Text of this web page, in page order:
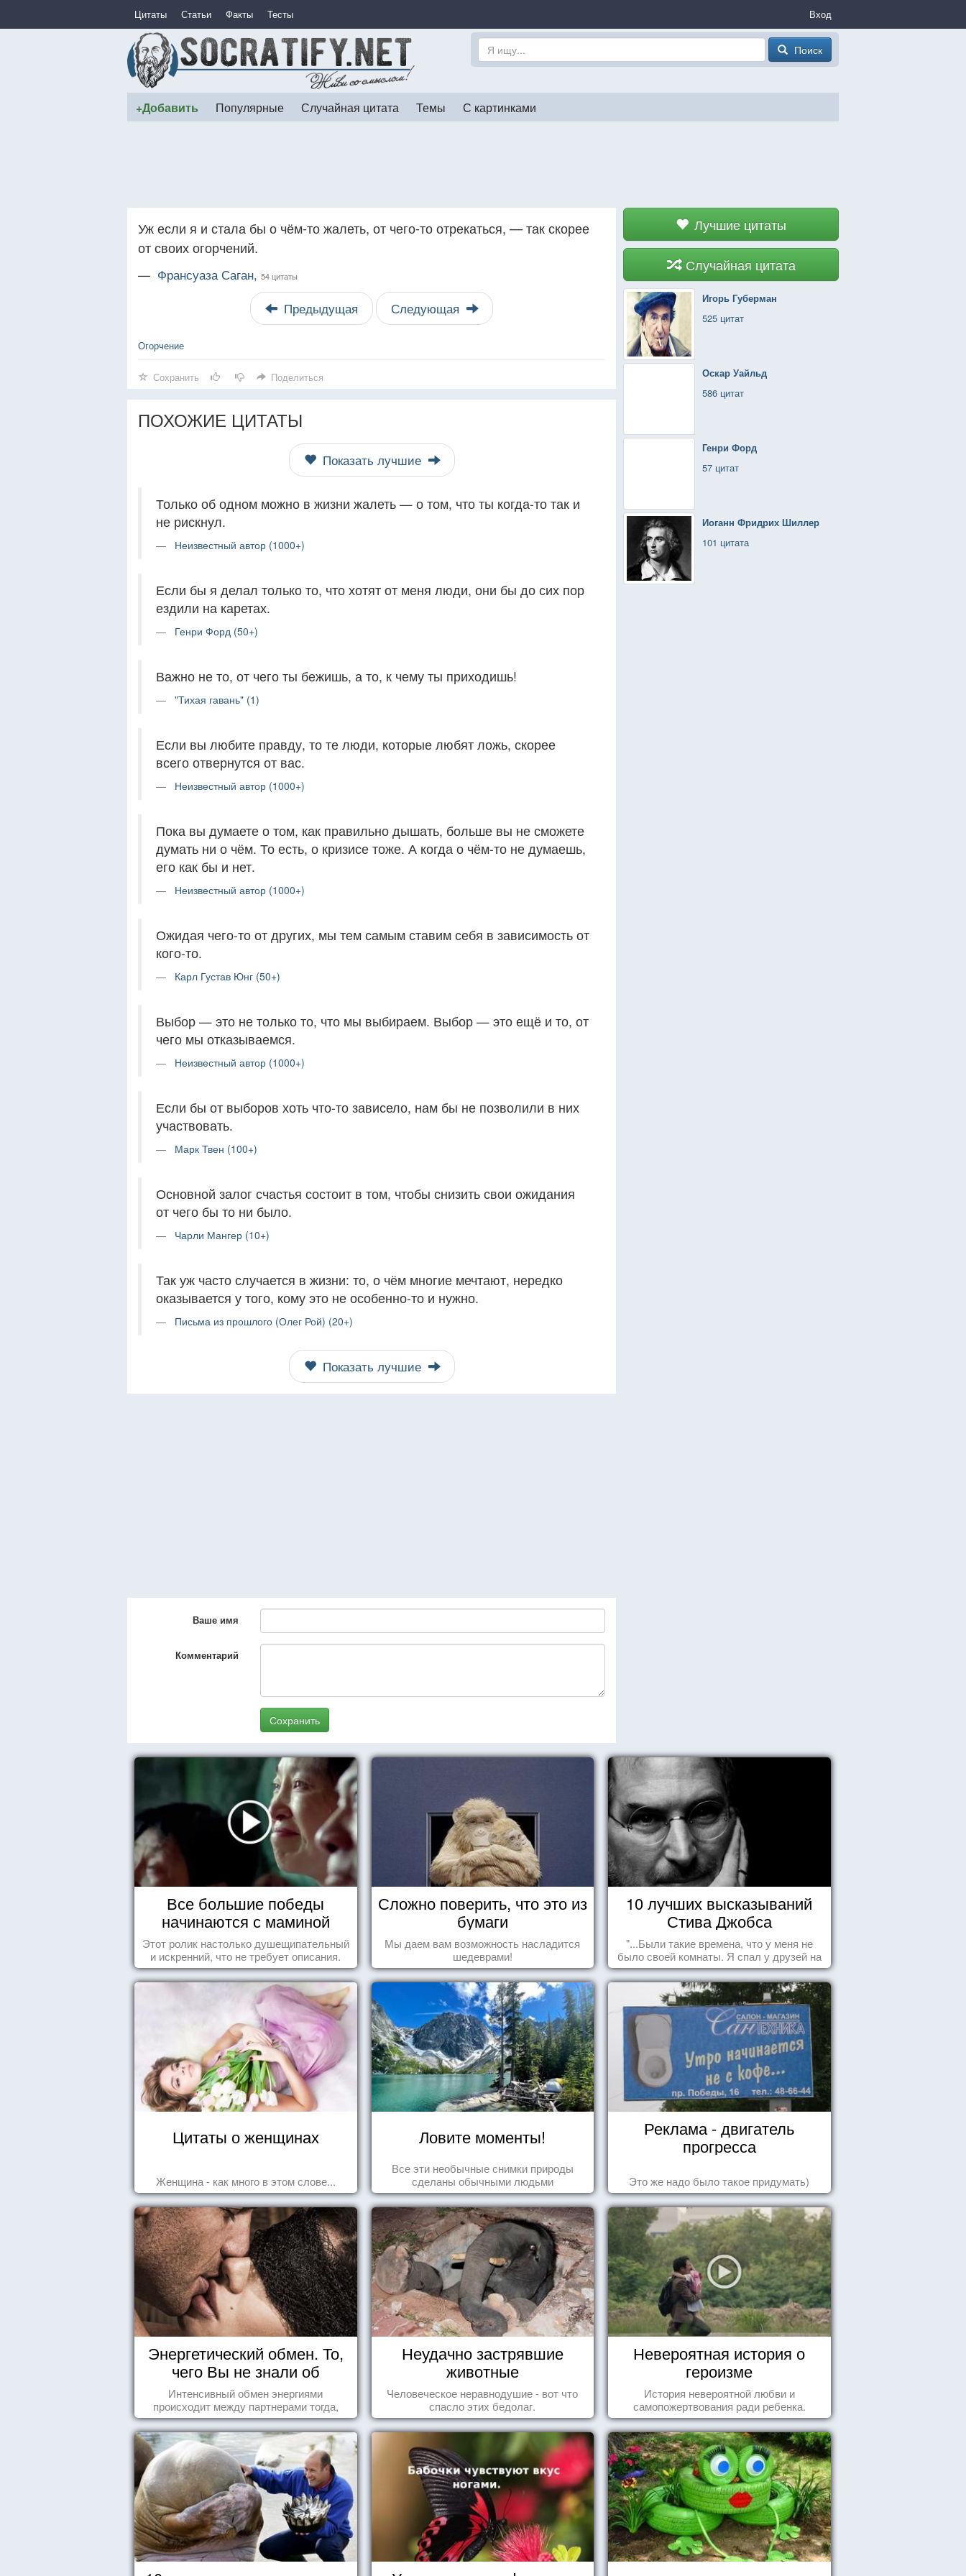
Цитаты Статьи Факты Тесты Вход
Поиск
+Добавить Популярные Случайная цитата Темы С картинками
Лучшие цитаты
Случайная цитата
Игорь Губерман
525 цитат
Оскар Уайльд
586 цитат
Генри Форд
57 цитат
Иоганн Фридрих Шиллер
101 цитата
Уж если я и стала бы о чём-то жалеть, от чего-то отрекаться, — так скорее
от своих огорчений.
— Франсуаза Саган, 54 цитаты
Предыдущая Следующая
Огорчение
Сохранить Поделиться
ПОХОЖИЕ ЦИТАТЫ
Показать лучшие
Только об одном можно в жизни жалеть — о том, что ты когда-то так и
не рискнул.
Неизвестный автор (1000+)
Если бы я делал только то, что хотят от меня люди, они бы до сих пор
ездили на каретах.
Генри Форд (50+)
Важно не то, от чего ты бежишь, а то, к чему ты приходишь!
"Тихая гавань" (1)
Если вы любите правду, то те люди, которые любят ложь, скорее
всего отвернутся от вас.
Неизвестный автор (1000+)
Пока вы думаете о том, как правильно дышать, больше вы не сможете
думать ни о чём. То есть, о кризисе тоже. А когда о чём-то не думаешь,
его как бы и нет.
Неизвестный автор (1000+)
Ожидая чего-то от других, мы тем самым ставим себя в зависимость от
кого-то.
Карл Густав Юнг (50+)
Выбор — это не только то, что мы выбираем. Выбор — это ещё и то, от
чего мы отказываемся.
Неизвестный автор (1000+)
Если бы от выборов хоть что-то зависело, нам бы не позволили в них
участвовать.
Марк Твен (100+)
Основной залог счастья состоит в том, чтобы снизить свои ожидания
от чего бы то ни было.
Чарли Мангер (10+)
Так уж часто случается в жизни: то, о чём многие мечтают, нередко
оказывается у того, кому это не особенно-то и нужно.
Письма из прошлого (Олег Рой) (20+)
Показать лучшие
Ваше имя
Комментарий
Сохранить
Все большие победы
начинаются с маминой
колыбели
Этот ролик настолько душещипательный
и искренний, что не требует описания.
Сложно поверить, что это из
бумаги
Мы даем вам возможность насладится
шедеврами!
10 лучших высказываний
Стива Джобса
"...Были такие времена, что у меня не
было своей комнаты. Я спал у друзей на
полу, а для того, чтобы купить еды -
сдавал бутылки из под кока-колы"
Цитаты о женщинах
Женщина - как много в этом слове...
Ловите моменты!
Все эти необычные снимки природы
сделаны обычными людьми
Реклама - двигатель
прогресса
Это же надо было такое придумать)
Энергетический обмен. То,
чего Вы не знали об
отношениях
Интенсивный обмен энергиями
происходит между партнерами тогда,
когда они испытывают симпатию друг к
другу...
Неудачно застрявшие
животные
Человеческое неравнодушие - вот что
спасло этих бедолаг.
Невероятная история о
героизме
История невероятной любви и
самопожертвования ради ребенка.